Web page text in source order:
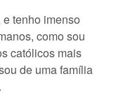
tenho imenso
como sou
católicos mais
de uma família